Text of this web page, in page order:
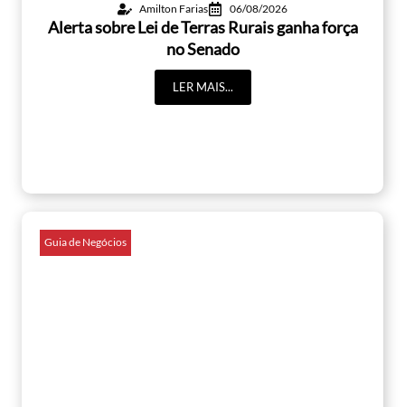
Amilton Farias 06/08/2026
Alerta sobre Lei de Terras Rurais ganha força
no Senado
LER MAIS...
Guia de Negócios